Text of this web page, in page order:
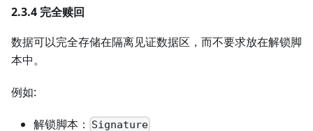
2.3.4 完全赎回
数据可以完全存储在隔离见证数据区，而不要求放在解锁脚
本中。
例如:
解锁脚本： Signature